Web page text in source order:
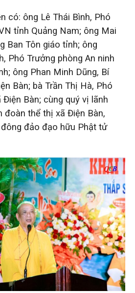
có: ông Lê Thái Bình, Phó
tỉnh Quảng Nam; ông Mai
Ban Tôn giáo tỉnh; ông
Phó Trưởng phòng An ninh
ông Phan Minh Dũng, Bí
Bàn; bà Trần Thị Hà, Phó
Điện Bàn; cùng quý vị lãnh
đoàn thể thị xã Điện Bàn,
đảo đạo hữu Phật tử